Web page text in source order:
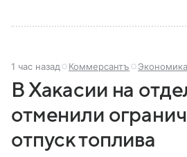
1 час назад Коммерсантъ Экономика
В Хакасии на
отменили
отпуск топлива